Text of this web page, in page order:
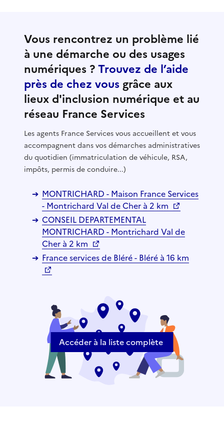
Vous rencontrez un problème lié
à une démarche ou des usages
numériques ?Trouvez de l’aide
près de chez vous grâce aux
lieux d'inclusion numérique et au
réseau France Services
Les agents France Services vous accueillent et vous
accompagnent dans vos démarches administratives
du quotidien (immatriculation de véhicule, RSA,
impôts, permis de conduire...)
MONTRICHARD - Maison France Services
- Montrichard Val de Cher à 2 km
CONSEIL DEPARTEMENTAL
MONTRICHARD - Montrichard Val de
Cher à 2 km
France services de Bléré - Bléré à 16 km
Accéder à la liste complète